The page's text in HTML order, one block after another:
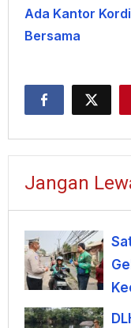
Ada Kantor
Bersama
Jangan